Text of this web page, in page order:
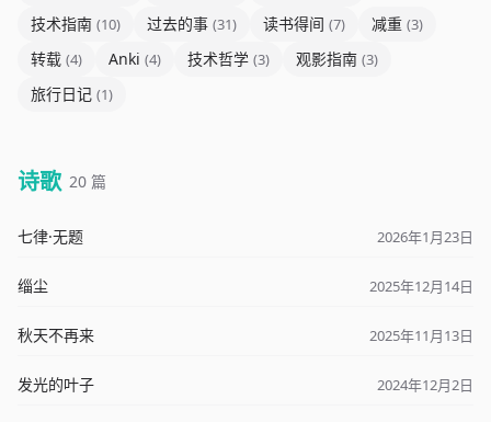
技术指南 (10) 过去的事 (31) 读书得间 (7) 减重 (3)
转载 (4) Anki (4) 技术哲学 (3) 观影指南 (3)
旅行日记 (1)
诗歌 20 篇
七律·无题 2026年1月23日
缁尘 2025年12月14日
秋天不再来 2025年11月13日
发光的叶子 2024年12月2日